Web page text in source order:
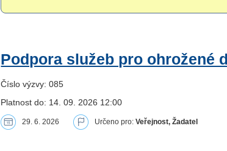
Podpora služeb pro ohrožené
Číslo výzvy: 085
Platnost do: 14. 09. 2026 12:00
29. 6. 2026 Určeno pro:Veřejnost, Žadatel